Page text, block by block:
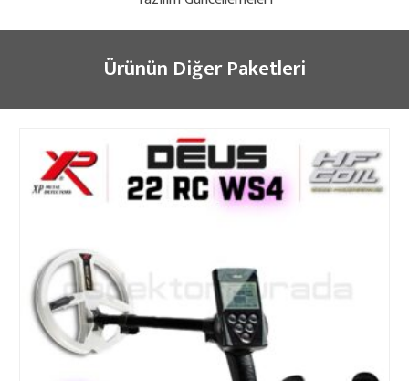
Ürünün Diğer Paketleri